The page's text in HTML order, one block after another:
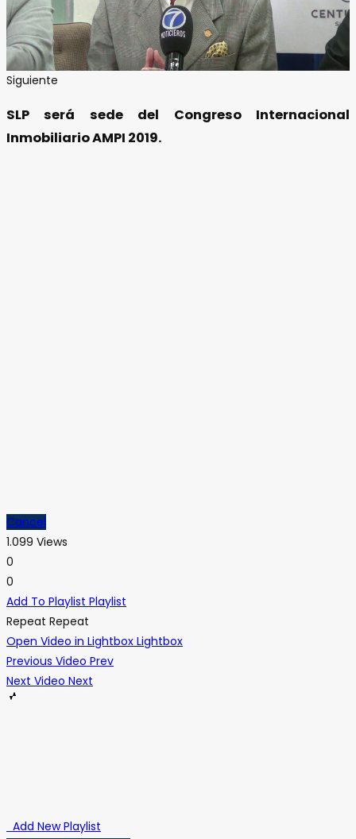
Siguiente
SLP será sede del Congreso Internacional
Inmobiliario AMPI 2019.
Cancel
1.099 Views
0
0
Add To Playlist Playlist
Repeat Repeat
Open Video in Lightbox Lightbox
Previous Video Prev
Next Video Next
Add New Playlist